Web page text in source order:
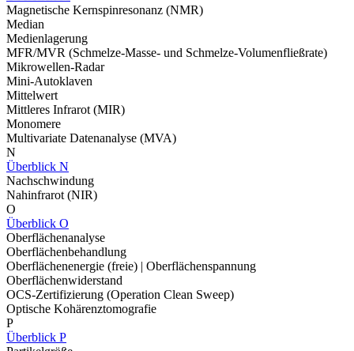
Magnetische Kernspinresonanz (NMR)
Median
Medienlagerung
MFR/MVR (Schmelze-Masse- und Schmelze-Volumenfließrate)
Mikrowellen-Radar
Mini-Autoklaven
Mittelwert
Mittleres Infrarot (MIR)
Monomere
Multivariate Datenanalyse (MVA)
N
Überblick N
Nachschwindung
Nahinfrarot (NIR)
O
Überblick O
Oberflächenanalyse
Oberflächenbehandlung
Oberflächenenergie (freie) | Oberflächenspannung
Oberflächenwiderstand
OCS-Zertifizierung (Operation Clean Sweep)
Optische Kohärenztomografie
P
Überblick P